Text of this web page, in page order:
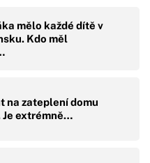
mělo každé dítě v
Kdo měl
na zateplení domu
Je extrémně…